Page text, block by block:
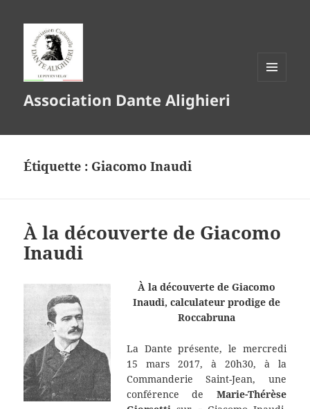
Association Dante Alighieri
Étiquette : Giacomo Inaudi
À la découverte de Giacomo
Inaudi
À la découverte de Giacomo
Inaudi, calculateur prodige de
Roccabruna
La Dante présente, le mercredi
15 mars 2017, à 20h30, à la
Commanderie Saint-Jean, une
conférence de Marie-Thérèse